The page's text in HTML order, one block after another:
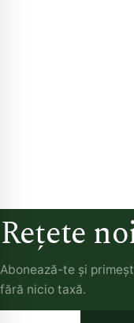
Rețete
Abonează-te și
fără nicio taxă.